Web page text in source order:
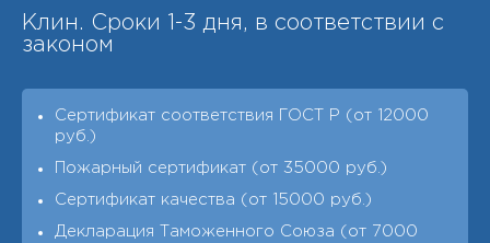
Клин. Cроки 1-3 дня, в соответствии с
законом
Сертификат соответствия ГОСТ Р (от 12000
руб.)
Пожарный сертификат (от 35000 руб.)
Сертификат качества (от 15000 руб.)
Декларация Таможенного Союза (от 7000